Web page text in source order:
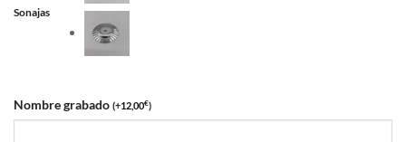
Sonajas
Nombre grabado (+12,00€)